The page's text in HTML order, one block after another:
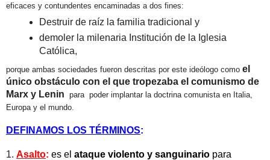
eficaces y contundentes encaminadas a dos fines:
Destruir de raíz la familia tradicional y
demoler la milenaria Institución de la Iglesia
Católica,
porque ambas sociedades fueron descritas por este ideólogo como el
único obstáculo con el que tropezaba el comunismo de
Marx y Lenin para poder implantar la doctrina comunista en Italia,
Europa y el mundo.
DEFINAMOS LOS TÉRMINOS:
1. Asalto: es el ataque violento y sanguinario para